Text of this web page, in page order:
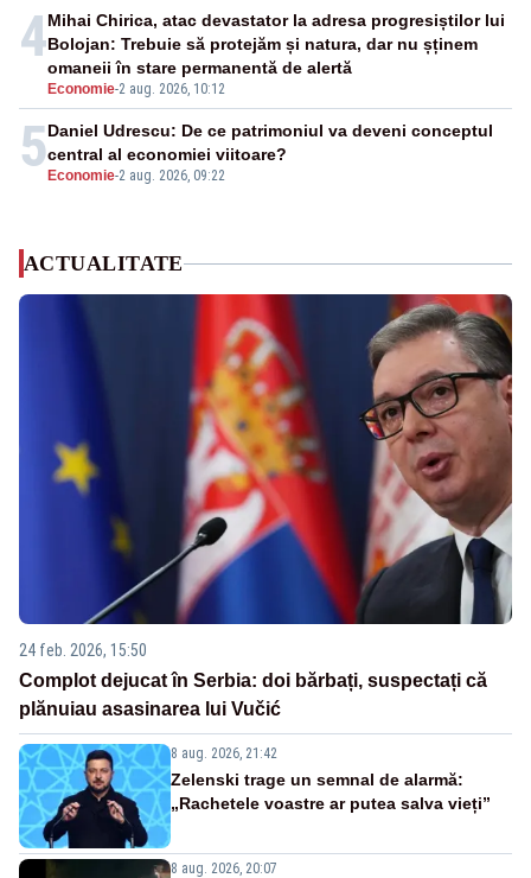
4
Economie-2 aug. 2026, 10:12
Mihai Chirica, atac devastator la adresa progresiștilor lui
Bolojan: Trebuie să protejăm și natura, dar nu șținem
omaneii în stare permanentă de alertă
5 Economie-2 aug. 2026, 09:22
Daniel Udrescu: De ce patrimoniul va deveni conceptul
central al economiei viitoare?
ACTUALITATE
24 feb. 2026, 15:50
Complot dejucat în Serbia: doi bărbați, suspectați că
plănuiau asasinarea lui Vučić
8 aug. 2026, 21:42
Zelenski trage un semnal de alarmă:
„Rachetele voastre ar putea salva vieți”
8 aug. 2026, 20:07